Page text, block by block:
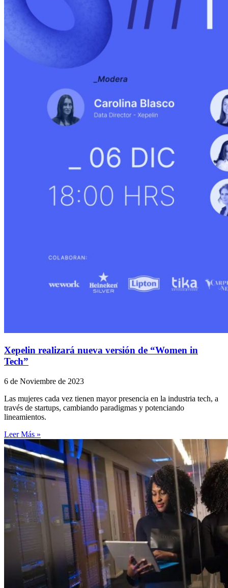
Xepelin realizará nueva versión de “Women in
Tech”
6 de Noviembre de 2023
Las mujeres cada vez tienen mayor presencia en la industria tech, a
través de startups, cambiando paradigmas y potenciando
lineamientos.
Leer Más »